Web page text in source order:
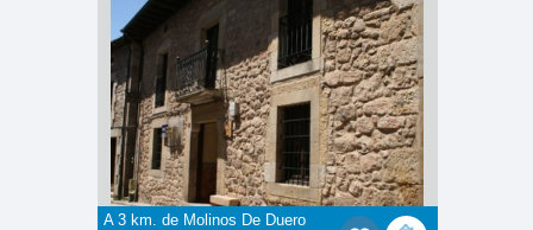
A 3 km. de Molinos De Duero